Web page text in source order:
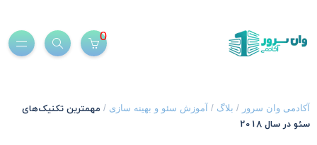
وان سرور / بلاگ/ آموزش سئو و بهینه سازی / مهمترین تکنیک‌های
در سال 2018